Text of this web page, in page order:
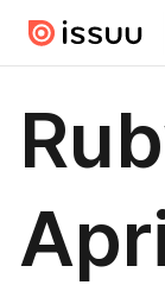
Skip to main